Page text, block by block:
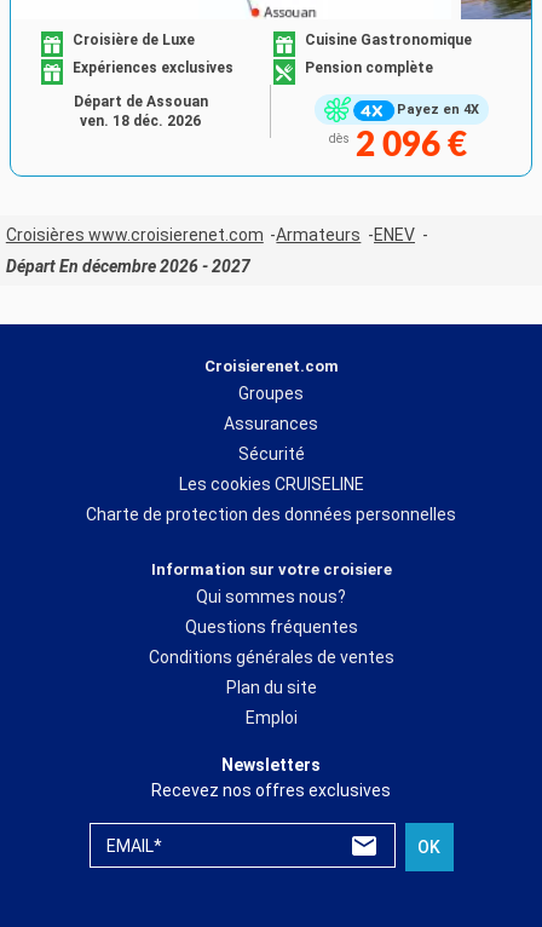
Payez en 4X
Croisière de Luxe
Cuisine Gastronomique
Expériences exclusives
Pension complète
dès 2 096 €
Départ de Assouan
ven. 18 déc. 2026
Croisières www.croisierenet.com Armateurs
ENEV
Départ En décembre 2026 - 2027
Croisierenet.com
Groupes
Assurances
Sécurité
Les cookies CRUISELINE
Charte de protection des données personnelles
Information sur votre croisiere
Qui sommes nous?
Questions fréquentes
Conditions générales de ventes
Plan du site
Emploi
Newsletters
Recevez nos offres exclusives
EMAIL* OK